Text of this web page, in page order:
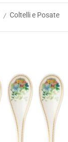
/ Coltelli e Posate